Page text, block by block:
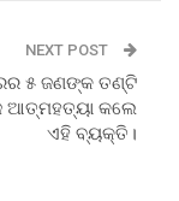
NEXT POST
୫ ଜଣଙ୍କ ତଣ୍ଟି
ଆତ୍ମହତ୍ୟା କଲେ
ଏହି ବ୍ୟକ୍ତି।